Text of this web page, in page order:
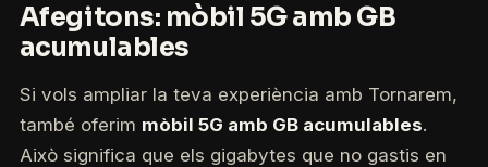
Afegitons: mòbil 5G amb GB
acumulables
Si vols ampliar la teva experiència amb Tornarem,
també oferim mòbil 5G amb GB acumulables.
Això significa que els gigabytes que no gastis en